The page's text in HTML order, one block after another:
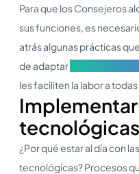
Para que los Consejeros
sus funciones, es
atrás algunas prácticas
de adaptar
les faciliten la labor a
tecnológicas
¿Por qué estar al día con
tecnológicas? Procesos